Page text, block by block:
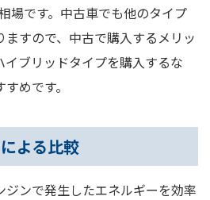
場です。中古車でも他のタイプ
ますので、中古で購入するメリッ
イブリッドタイプを購入するな
めです。
よる比較
ジンで発生したエネルギーを効率